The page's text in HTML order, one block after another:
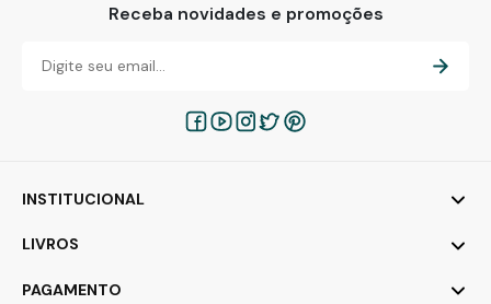
Receba novidades e promoções
INSTITUCIONAL
LIVROS
PAGAMENTO